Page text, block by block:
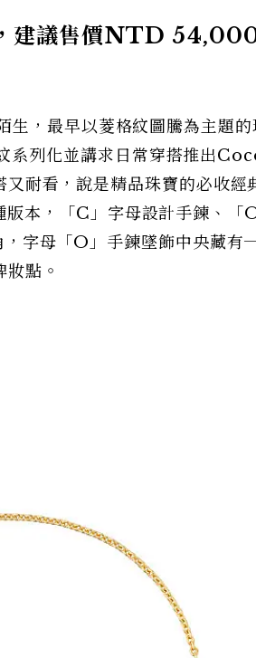
建議售價NTD
，最早以菱格紋圖騰為主題的
系列化並講求日常穿搭推出
耐看，說是精品珠寶的必收經
版本，「C」字母設計手鍊、「
字母「O」手鍊墜飾中央藏有
點。